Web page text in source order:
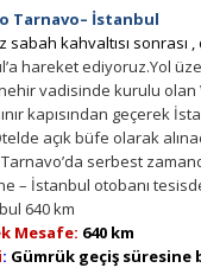
Tarnavo– İstanbul
sabah kahvaltısı sonrası ,
hareket ediyoruz.Yol
vadisinde kurulu
kapısından geçerek
açık büfe olarak
serbest
– İstanbul otobanı
640 km
Mesafe: 640 km
: Gümrük geçiş süresine